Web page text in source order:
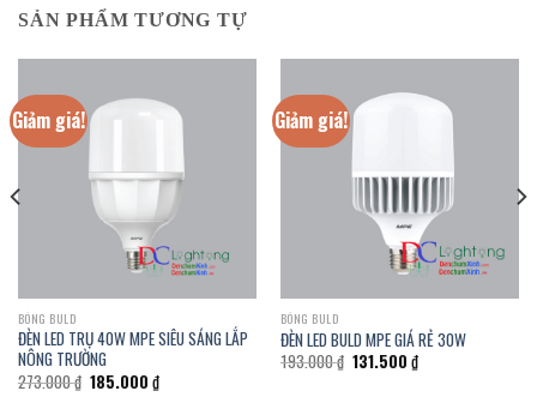
SẢN PHẨM TƯƠNG TỰ
Giảm giá!
BÓNG BULD
ĐÈN LED TRỤ 40W MPE SIÊU SÁNG LẮP
NÔNG TRƯỜNG
273.000₫ Giá
gốc
185.000 ₫Giá
hiện
Giảm giá!
BÓNG BULD
ĐÈN LED BULD MPE GIÁ RẺ 30W
193.000₫ Giá
gốc
131.500 ₫Giá
hiện